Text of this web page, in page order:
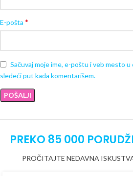
E-pošta *
Sačuvaj moje ime, e-poštu i veb mesto
sledeći put kada komentarišem.
PREKO 85 000
PROČITAJTE NEDAVNA